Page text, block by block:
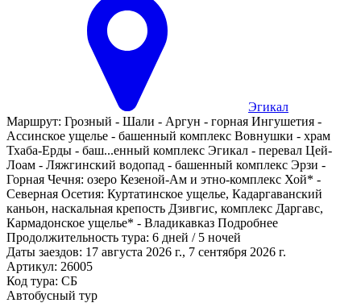
Эгикал
Маршрут: Грозный - Шали - Аргун - горная Ингушетия -
Ассинское ущелье - башенный комплекс Вовнушки - храм
Тхаба-Ерды - баш...енный комплекс Эгикал - перевал Цей-
Лоам - Ляжгинский водопад - башенный комплекс Эрзи -
Горная Чечня: озеро Кезеной-Ам и этно-комплекс Хой* -
Северная Осетия: Куртатинское ущелье, Кадаргаванский
каньон, наскальная крепость Дзивгис, комплекс Даргавс,
Кармадонское ущелье* - Владикавказ Подробнее
Продолжительность тура: 6 дней / 5 ночей
Даты заездов: 17 августа 2026 г., 7 сентября 2026 г.
Артикул: 26005
Код тура: СБ
Автобусный тур